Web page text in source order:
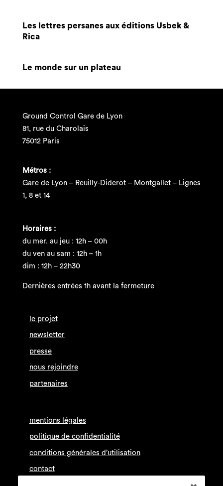
Les lettres persanes aux éditions Usbek &
Rica
Le monde sur un plateau
Ground Control Gare de Lyon
81, rue du Charolais
75012 Paris
Métros :
Gare de Lyon – Reuilly-Diderot – Montgallet – Lignes
1, 8 et 14
Horaires :
du mer. au jeu : 12h – 00h
du ven au sam : 12h – 1h
dim : 12h – 22h30
Dernières entrées 1h avant la fermeture
le projet
newsletter
presse
nous rejoindre
partenaires
mentions légales
politique de confidentialité
conditions générales d’utilisation
contact